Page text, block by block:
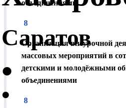
вычета зависит от Вашей
13 %).
Как получить документы?
Документы можно получить в
метро Семеновская, ул.
Отправка по России
Саратов
•
•
объединениями
8
Организация внеурочной
массовых мероприятий в
детскими и молодёжными
объединениями
8